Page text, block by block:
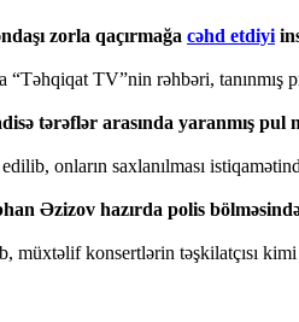
zorla qaçırmağa cəhd etdiyi
“Təhqiqat TV”nin rəhbəri,
tərəflər arasında yaranmış pul
onların saxlanılması
Əzizov hazırda polis
müxtəlif konsertlərin təşkilatçısı